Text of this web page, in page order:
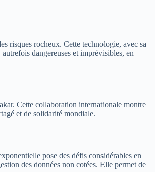
risques rocheux. Cette technologie, avec sa
dangereuses et imprévisibles, en
Cette collaboration internationale montre
et de solidarité mondiale.
pose des défis considérables en
des données non cotées. Elle permet de